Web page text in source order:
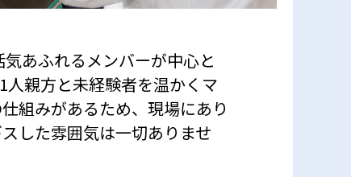
あふれるメンバーが中心と
人親方と未経験者を温かくマ
組みがあるため、現場にあり
した雰囲気は一切ありませ